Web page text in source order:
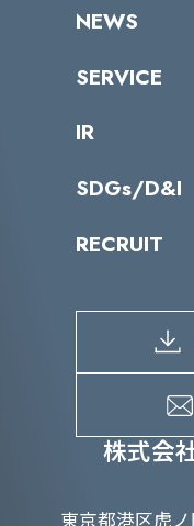
株式会
東京都港区虎
トップメッ
ミッション
パートナー
NEWS
サイバーニ
SERVICE
カテゴリー
IR
IRカレンダー
IRライブラリ
よくあるご
SDGs/D&I
当グループ
SDGs推進
D&Iの取り
RECRUIT
募集職種一
メッセージ
メンバーイ